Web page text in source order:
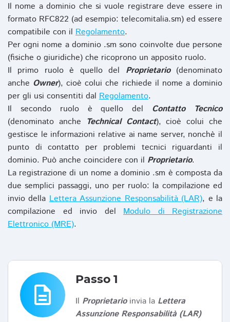
Il nome a dominio che si vuole registrare deve essere in
formato RFC822 (ad esempio: telecomitalia.sm) ed essere
compatibile con il Regolamento.
Per ogni nome a dominio .sm sono coinvolte due persone
(fisiche o giuridiche) che ricoprono un apposito ruolo.
Il primo ruolo è quello del Proprietario(denominato
anche Owner), cioè colui che richiede il nome a dominio
per gli usi consentiti dal Regolamento.
Il secondo ruolo è quello del Contatto Tecnico
(denominato anche Technical Contact), cioè colui che
gestisce le informazioni relative ai name server, nonchè il
punto di contatto per problemi tecnici riguardanti il
dominio. Può anche coincidere con il Proprietario.
La registrazione di un nome a dominio .sm è composta da
due semplici passaggi, uno per ruolo: la compilazione ed
invio dellaLettera Assunzione Responsabilità (LAR), e la
compilazione ed invio del Modulo di Registrazione
Elettronico (MRE).
description
Passo 1
Il Proprietarioinvia la Lettera
Assunzione Responsabilità (LAR)